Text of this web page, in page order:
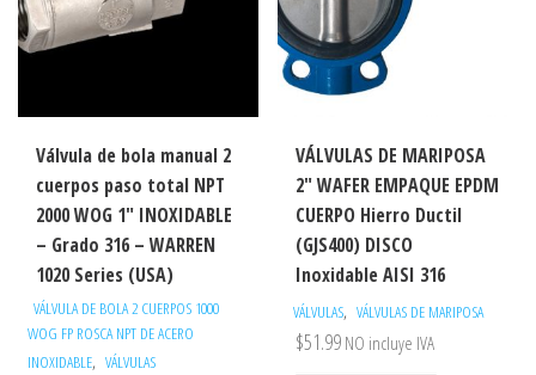
Válvula de bola manual 2
cuerpos paso total NPT
2000 WOG 1″ INOXIDABLE
– Grado 316 – WARREN
1020 Series (USA)
VÁLVULA DE BOLA 2 CUERPOS 1000
WOG FP ROSCA NPT DE ACERO
INOXIDABLE, VÁLVULAS
VÁLVULAS DE MARIPOSA
2″ WAFER EMPAQUE EPDM
CUERPO Hierro Ductil
(GJS400) DISCO
Inoxidable AISI 316
VÁLVULAS, VÁLVULAS DE MARIPOSA
$51.99 NO incluye IVA